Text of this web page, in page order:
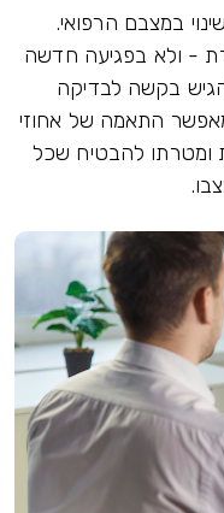
במצבם הרפואי.
- ולא בפגיעה חדשה
9) - ניתן להגיש בקשה לבדיקה
התאמה של אחוזי
ומטרתו להבטיח שכל